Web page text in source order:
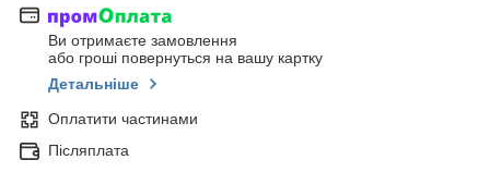
Ви отримаєте замовлення
або гроші повернуться на вашу картку
Детальніше
Оплатити частинами
Післяплата